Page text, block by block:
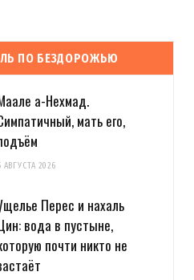
ПО БЕЗДОРОЖЬЮ
а-Нехмад.
мать его,
АВГУСТА 2026
Перес и нахаль
вода в пустыне,
почти никто не